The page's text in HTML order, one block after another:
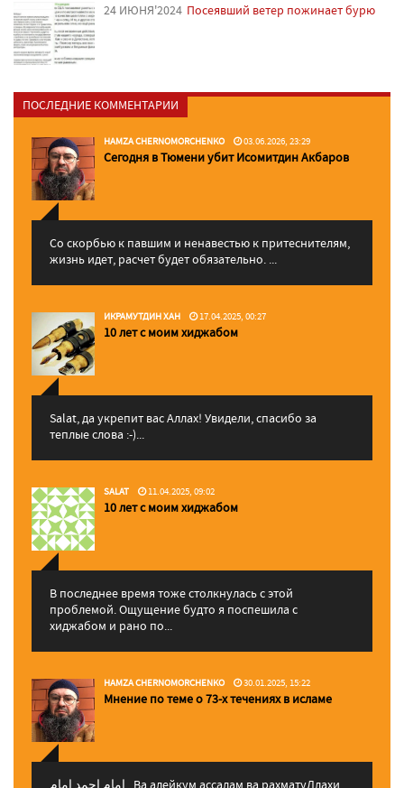
24 ИЮНЯ'2024 Посеявший ветер пожинает бурю
ПОСЛЕДНИЕ КОММЕНТАРИИ
HAMZA CHERNOMORCHENKO 03.06.2026, 23:29
Сегодня в Тюмени убит Исомитдин Акбаров
Со скорбью к павшим и ненавестью к притеснителям,
жизнь идет, расчет будет обязательно. ...
ИКРАМУТДИН ХАН 17.04.2025, 00:27
10 лет с моим хиджабом
Salat, да укрепит вас Аллаx! Увидели, спасибо за
теплые слова :-)...
SALAT 11.04.2025, 09:02
10 лет с моим хиджабом
В последнее время тоже столкнулась с этой
проблемой. Ощущение будто я поспешила с
хиджабом и рано по...
HAMZA CHERNOMORCHENKO 30.01.2025, 15:22
Мнение по теме о 73-х течениях в исламе
إمام احمد إمام , Ва алейкум ассалам ва рахматуЛлахи